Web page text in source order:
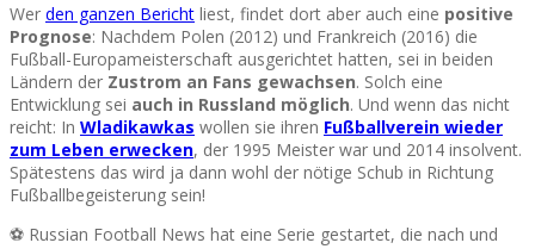
Wer den ganzen Bericht liest, findet dort aber auch eine positive
Prognose: Nachdem Polen (2012) und Frankreich (2016) die
Fußball-Europameisterschaft ausgerichtet hatten, sei in beiden
Ländern der Zustrom an Fans gewachsen. Solch eine
Entwicklung sei auch in Russland möglich. Und wenn das nicht
reicht: In Wladikawkas wollen sie ihren Fußballverein wieder
zum Leben erwecken, der 1995 Meister war und 2014 insolvent.
Spätestens das wird ja dann wohl der nötige Schub in Richtung
Fußballbegeisterung sein!
⚽ Russian Football News hat eine Serie gestartet, die nach und